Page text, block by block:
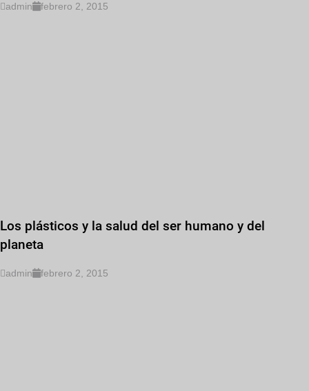
admin febrero 2, 2015
Los plásticos y la salud del ser humano y del
planeta
admin febrero 2, 2015